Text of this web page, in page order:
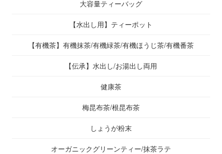
大容量ティーバッグ
【水出し用】ティーポット
【有機茶】有機抹茶/有機緑茶/有機ほうじ茶/有機番茶
【伝承】水出し/お湯出し両用
健康茶
梅昆布茶/根昆布茶
しょうが粉末
オーガニックグリーンティー/抹茶ラテ